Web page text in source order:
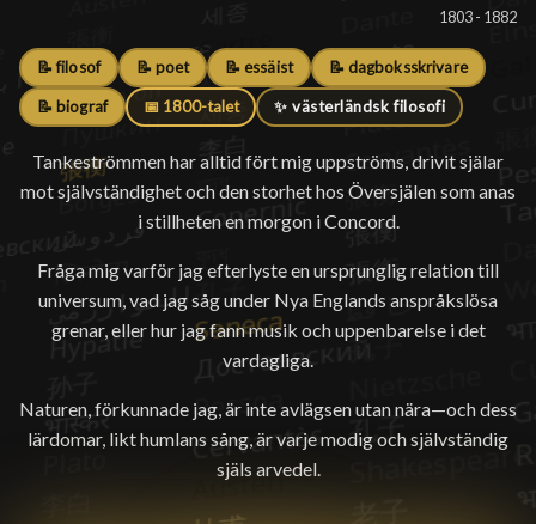
1803 - 1882
📝 filosof 📝 poet 📝 essäist 📝 dagboksskrivare
📝 biograf 📅 1800-talet ✨ västerländsk filosofi
Tankeströmmen har alltid fört mig uppströms, drivit själar
mot självständighet och den storhet hos Översjälen som anas
i stillheten en morgon i Concord.
Fråga mig varför jag efterlyste en ursprunglig relation till
universum, vad jag såg under Nya Englands anspråkslösa
grenar, eller hur jag fann musik och uppenbarelse i det
vardagliga.
Naturen, förkunnade jag, är inte avlägsen utan nära—och dess
lärdomar, likt humlans sång, är varje modig och självständig
själs arvedel.